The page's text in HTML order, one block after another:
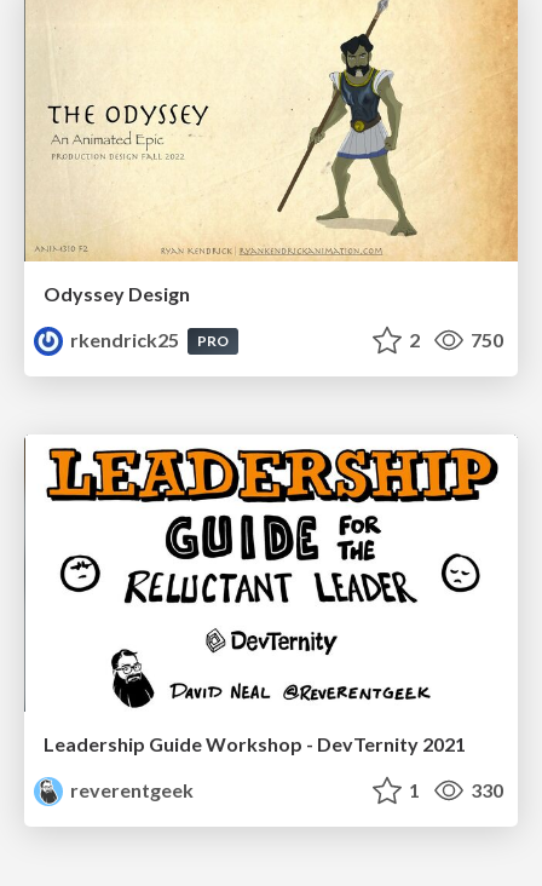
Odyssey Design
rkendrick25
PRO 2 750
Leadership Guide Workshop - DevTernity 2021
reverentgeek
1 330